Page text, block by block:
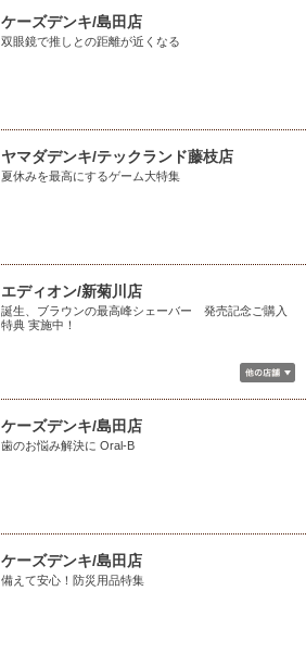
ケーズデンキ/島田店
双眼鏡で推しとの距離が近くなる
ヤマダデンキ/テックランド藤枝店
夏休みを最高にするゲーム大特集
エディオン/新菊川店
誕生、ブラウンの最高峰シェーバー 発売記念ご購入
特典 実施中！
ケーズデンキ/島田店
歯のお悩み解決に Oral-B
ケーズデンキ/島田店
備えて安心！防災用品特集